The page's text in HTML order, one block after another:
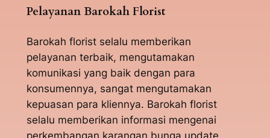
Pelayanan Barokah Florist
Barokah florist selalu memberikan
pelayanan terbaik, mengutamakan
komunikasi yang baik dengan para
konsumennya, sangat mengutamakan
kepuasan para kliennya. Barokah florist
selalu memberikan informasi mengenai